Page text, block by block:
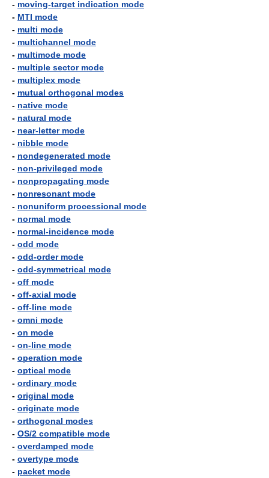
- moving-target indication mode
- MTI mode
- multi mode
- multichannel mode
- multimode mode
- multiple sector mode
- multiplex mode
- mutual orthogonal modes
- native mode
- natural mode
- near-letter mode
- nibble mode
- nondegenerated mode
- non-privileged mode
- nonpropagating mode
- nonresonant mode
- nonuniform processional mode
- normal mode
- normal-incidence mode
- odd mode
- odd-order mode
- odd-symmetrical mode
- off mode
- off-axial mode
- off-line mode
- omni mode
- on mode
- on-line mode
- operation mode
- optical mode
- ordinary mode
- original mode
- originate mode
- orthogonal modes
- OS/2 compatible mode
- overdamped mode
- overtype mode
- packet mode